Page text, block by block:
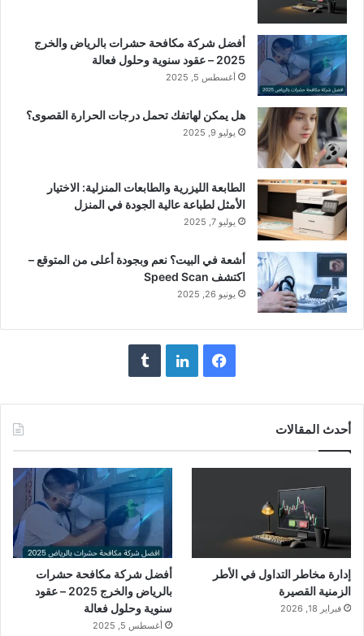
أفضل شركة مكافحة حشرات بالرياض والخرج
2025 – عقود سنوية وحلول فعالة
أغسطس 5, 2025
هل يمكن لهاتفك تحمل درجات الحرارة القصوى؟
يوليو 9, 2025
الطابعة الليزرية والطابعات المنزلية: الاختيار
الأمثل لطباعة عالية الجودة في المنزل
يوليو 7, 2025
أشعة في البيت؟ نعم وبجودة أعلى من المتوقع –
اكتشف Speed Scan
يونيو 26, 2025
فيسبوكلينكدإن
‏Tumblr
أحدث المقالات
إدارة مخاطر التداول في الأطر
الزمنية القصيرة
فبراير 18, 2026
أفضل شركة مكافحة حشرات
بالرياض والخرج 2025 – عقود
سنوية وحلول فعالة
أغسطس 5, 2025